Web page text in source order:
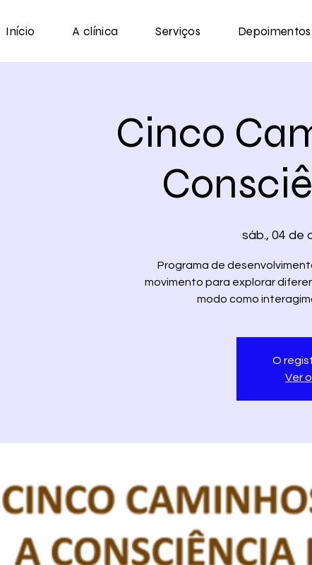
Início A clínica Serviços Depoimentos
Cinco
sáb., 04 de
Programa de
movimento para explorar
modo como
O
Ver